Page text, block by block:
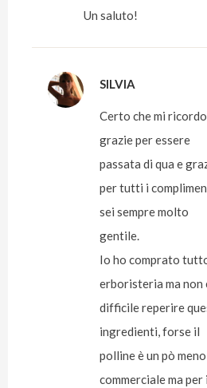
Un saluto!
SILVIA
Certo che mi
grazie per essere
passata di qua e
per tutti i
sei sempre molto
gentile.
Io ho comprato
erboristeria ma non
difficile reperire
ingredienti, forse il
polline è un pò meno
commerciale ma per